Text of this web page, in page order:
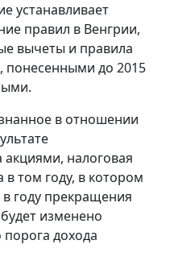
устанавливает
правил в Венгрии,
вычеты и правила
понесенными до 2015
в отношении
налоговая
том году, в котором
году прекращения
изменено
дохода